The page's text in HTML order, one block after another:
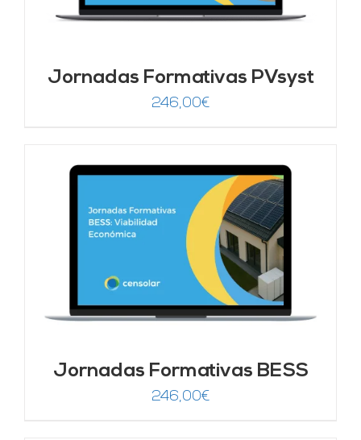
Jornadas Formativas PVsyst
246,00€
Jornadas Formativas BESS
246,00€